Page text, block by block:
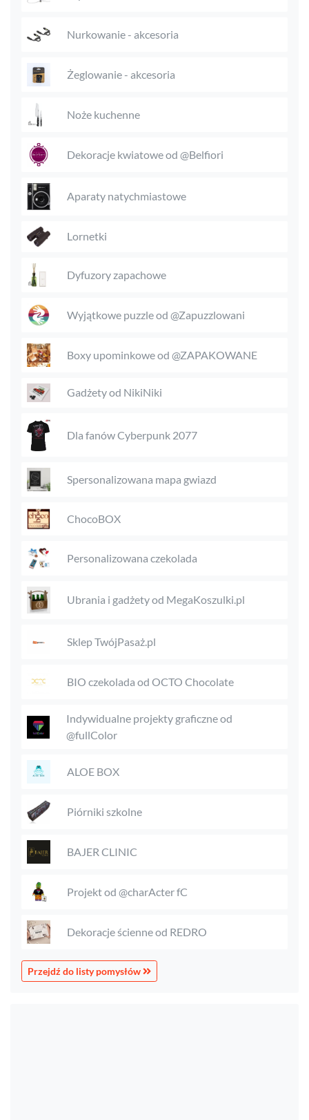
Nurkowanie - akcesoria
Żeglowanie - akcesoria
Noże kuchenne
Dekoracje kwiatowe od @Belfiori
Aparaty natychmiastowe
Lornetki
Dyfuzory zapachowe
Wyjątkowe puzzle od @Zapuzzlowani
Boxy upominkowe od @ZAPAKOWANE
Gadżety od NikiNiki
Dla fanów Cyberpunk 2077
Spersonalizowana mapa gwiazd
ChocoBOX
Personalizowana czekolada
Ubrania i gadżety od MegaKoszulki.pl
Sklep TwójPasaż.pl
BIO czekolada od OCTO Chocolate
Indywidualne projekty graficzne od
@fullColor
ALOE BOX
Piórniki szkolne
BAJER CLINIC
Projekt od @charActer fC
Dekoracje ścienne od REDRO
Przejdź do listy pomysłów